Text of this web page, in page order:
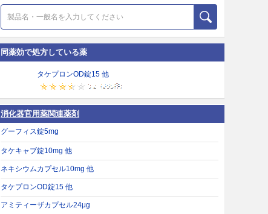
同薬効で処方している薬
タケプロンOD錠15 他
消化器官用薬関連薬剤
グーフィス錠5mg
タケキャブ錠10mg 他
ネキシウムカプセル10mg 他
タケプロンOD錠15 他
アミティーザカプセル24μg